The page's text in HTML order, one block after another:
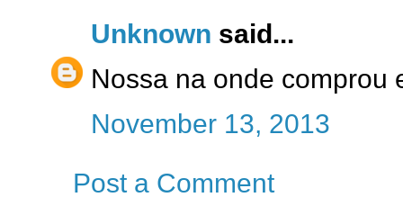
Unknown said...
Nossa na onde comprou
November 13, 2013
Post a Comment